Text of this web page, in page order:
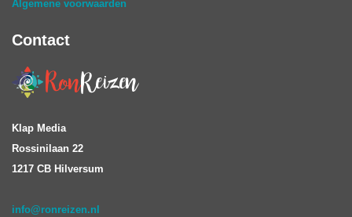
Algemene voorwaarden
Contact
Klap Media
Rossinilaan 22
1217 CB Hilversum
info@ronreizen.nl